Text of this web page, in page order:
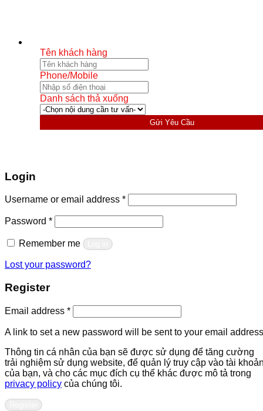
Tên khách hàng
Phone/Mobile
Danh sách thả xuống
Gửi Yêu Cầu
Login
Username or email address *Required
Password *Required
Remember me
Lost your password?
Register
Email address *Required
A link to set a new password will be sent to your email
Thông tin cá nhân của bạn sẽ được sử dụng để tăng cường
trải nghiệm sử dụng website, để quản lý truy cập vào tài
của bạn, và cho các mục đích cụ thể khác được mô tả trong
privacy policy của chúng tôi.